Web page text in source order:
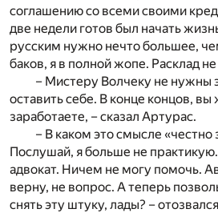
соглашению со всеми своими
две недели готов был начать
русским нужно нечто большее,
баков, я в полной жопе. Расклад
– Мистеру Волчеку не нужны
оставить себе. В конце концов, вы
заработаете, – сказал Артурас.
– В каком это смысле «честно
Послушай, я больше не
адвокат. Ничем не могу помочь.
верну, не вопрос. А теперь
снять эту штуку, лады? –